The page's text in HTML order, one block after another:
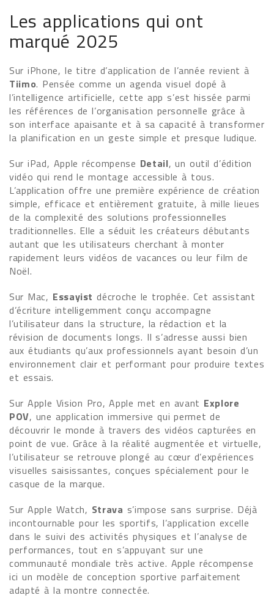
Les applications qui ont
marqué 2025
Sur iPhone, le titre d’application de l’année revient à
Tiimo. Pensée comme un agenda visuel dopé à
l’intelligence artificielle, cette app s’est hissée parmi
les références de l’organisation personnelle grâce à
son interface apaisante et à sa capacité à transformer
la planification en un geste simple et presque ludique.
Sur iPad, Apple récompense Detail, un outil d’édition
vidéo qui rend le montage accessible à tous.
L’application offre une première expérience de création
simple, efficace et entièrement gratuite, à mille lieues
de la complexité des solutions professionnelles
traditionnelles. Elle a séduit les créateurs débutants
autant que les utilisateurs cherchant à monter
rapidement leurs vidéos de vacances ou leur film de
Noël.
Sur Mac, Essayist décroche le trophée. Cet assistant
d’écriture intelligemment conçu accompagne
l’utilisateur dans la structure, la rédaction et la
révision de documents longs. Il s’adresse aussi bien
aux étudiants qu’aux professionnels ayant besoin d’un
environnement clair et performant pour produire textes
et essais.
Sur Apple Vision Pro, Apple met en avant Explore
POV, une application immersive qui permet de
découvrir le monde à travers des vidéos capturées en
point de vue. Grâce à la réalité augmentée et virtuelle,
l’utilisateur se retrouve plongé au cœur d’expériences
visuelles saisissantes, conçues spécialement pour le
casque de la marque.
Sur Apple Watch, Strava s’impose sans surprise. Déjà
incontournable pour les sportifs, l’application excelle
dans le suivi des activités physiques et l’analyse de
performances, tout en s’appuyant sur une
communauté mondiale très active. Apple récompense
ici un modèle de conception sportive parfaitement
adapté à la montre connectée.